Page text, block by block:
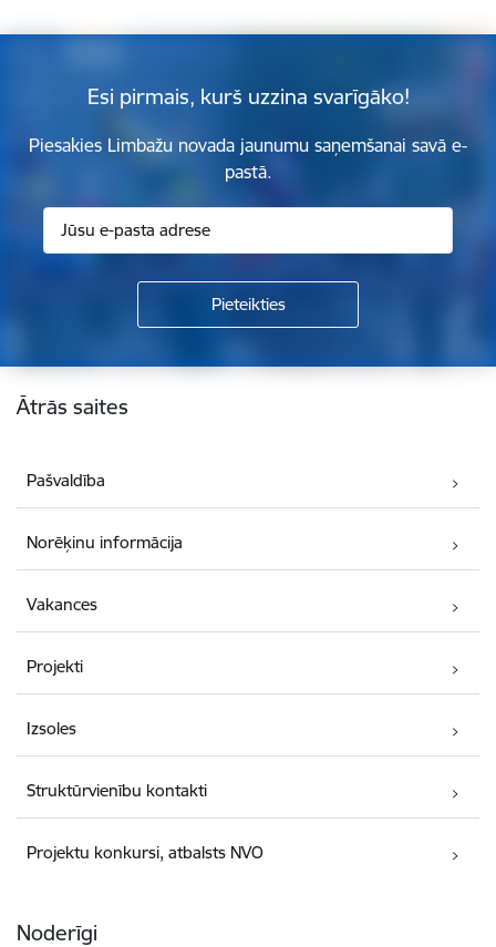
Esi pirmais, kurš uzzina svarīgāko!
Piesakies Limbažu novada jaunumu saņemšanai savā e-
pastā.
Kājene
Ātrās saites
Pašvaldība
Norēķinu informācija
Vakances
Projekti
Izsoles
Struktūrvienību kontakti
Projektu konkursi, atbalsts NVO
Noderīgi